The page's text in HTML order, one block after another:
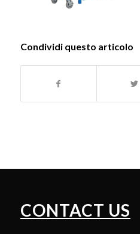
Condividi questo articolo
CONTACT US